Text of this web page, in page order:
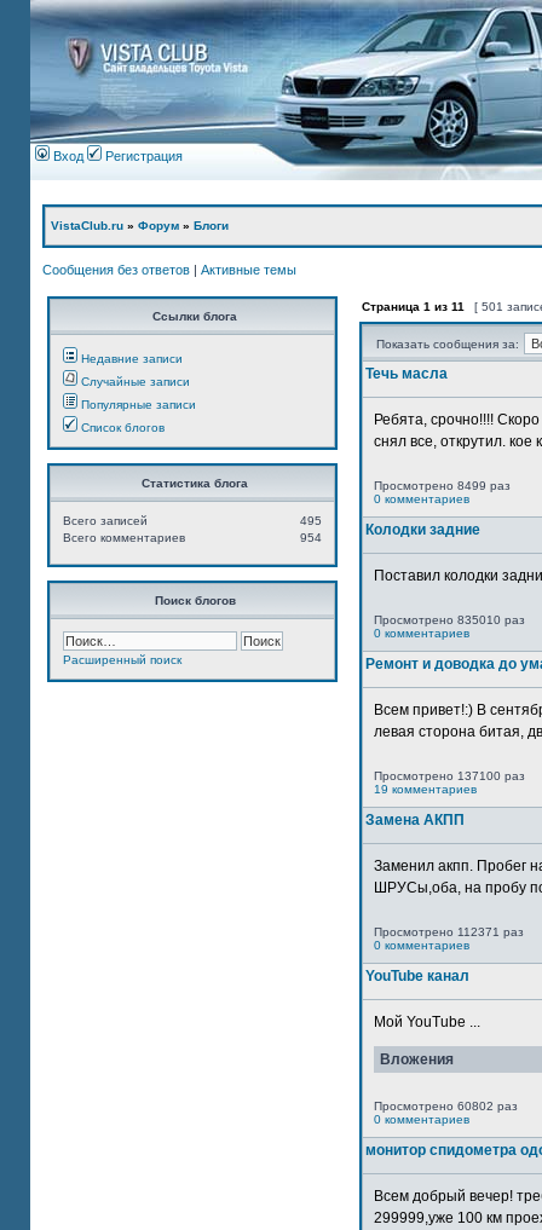
Вход Регистрация
VistaClub.ru » Форум » Блоги
Сообщения без ответов | Активные темы
Ссылки блога
Недавние записи
Случайные записи
Популярные записи
Список блогов
Статистика блога
495
Всего записей
954
Всего комментариев
Поиск блогов
Расширенный поиск
Страница 1 из 11 [ 501
Показать сообщения за:
Течь масла
Ребята, срочно!!!!
снял все, открутил. кое
Просмотрено 8499 раз
0 комментариев
Колодки задние
Поставил колодки
Просмотрено 835010 раз
0 комментариев
Ремонт и доводка до
Всем привет!:) В
левая сторона битая,
Просмотрено 137100 раз
19 комментариев
Замена АКПП
Заменил акпп. Пробег
ШРУСы,оба, на пробу
Просмотрено 112371 раз
0 комментариев
YouTube канал
Мой YouTube ...
Вложения
Просмотрено 60802 раз
0 комментариев
монитор спидометра
Всем добрый вечер!
299999,уже 100 км